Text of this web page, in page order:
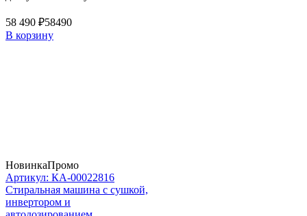
58 490 ₽58490
В корзину
НовинкаПромо
Артикул: КА-00022816
Стиральная машина c сушкой,
инвертором и